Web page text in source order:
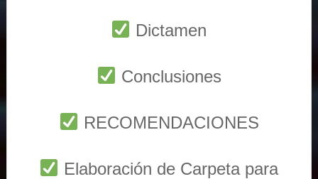
Dictamen
Conclusiones
RECOMENDACIONES
Elaboración de Carpeta para